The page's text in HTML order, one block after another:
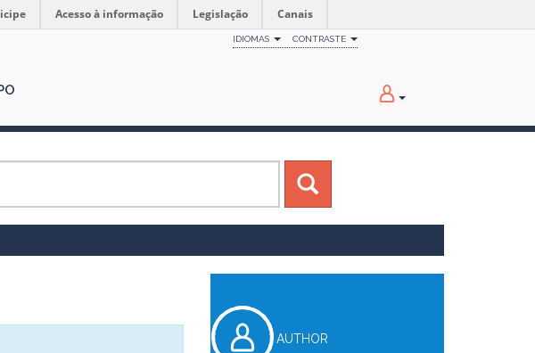
Acesso à informação Legislação Canais
IDIOMAS CONTRASTE
AUTHOR